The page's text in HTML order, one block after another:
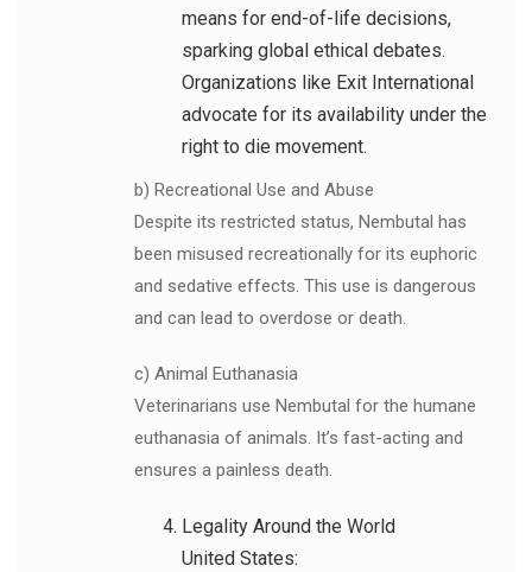
means for end-of-life decisions,
sparking global ethical debates.
Organizations like Exit International
advocate for its availability under the
right to die movement.
b) Recreational Use and Abuse
Despite its restricted status, Nembutal has
been misused recreationally for its euphoric
and sedative effects. This use is dangerous
and can lead to overdose or death.
c) Animal Euthanasia
Veterinarians use Nembutal for the humane
euthanasia of animals. It’s fast-acting and
ensures a painless death.
Legality Around the World
United States: